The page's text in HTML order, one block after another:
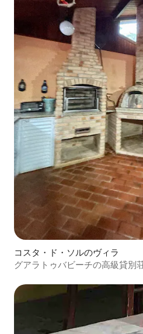
コスタ・ド・ソルのヴィラ
グアラトゥバビーチの高級貸別